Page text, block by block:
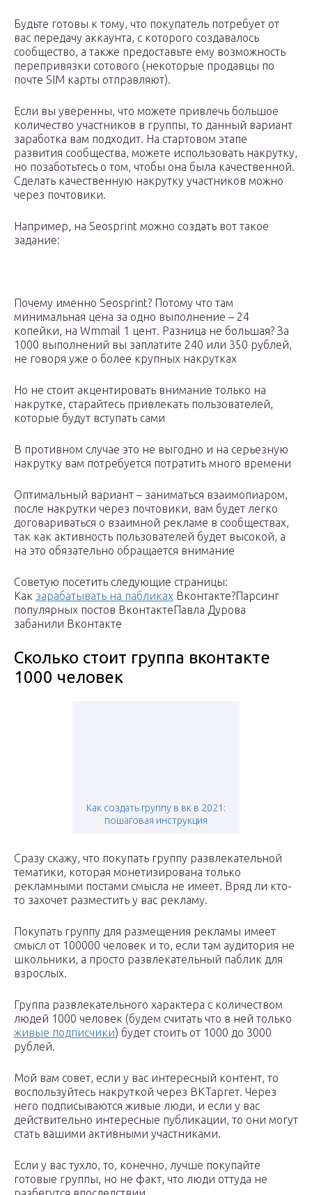
Будьте готовы к тому, что покупатель потребует от
вас передачу аккаунта, с которого создавалось
сообщество, а также предоставьте ему возможность
перепривязки сотового (некоторые продавцы по
почте SIM карты отправляют).
Если вы уверенны, что можете привлечь большое
количество участников в группы, то данный вариант
заработка вам подходит. На стартовом этапе
развития сообщества, можете использовать накрутку,
но позаботьтесь о том, чтобы она была качественной.
Сделать качественную накрутку участников можно
через почтовики.
Например, на Seosprint можно создать вот такое
задание:
Почему именно Seosprint? Потому что там
минимальная цена за одно выполнение – 24
копейки, на Wmmail 1 цент. Разница не большая? За
1000 выполнений вы заплатите 240 или 350 рублей,
не говоря уже о более крупных накрутках
Но не стоит акцентировать внимание только на
накрутке, старайтесь привлекать пользователей,
которые будут вступать сами
В противном случае это не выгодно и на серьезную
накрутку вам потребуется потратить много времени
Оптимальный вариант – заниматься взаимопиаром,
после накрутки через почтовики, вам будет легко
договариваться о взаимной рекламе в сообществах,
так как активность пользователей будет высокой, а
на это обязательно обращается внимание
Советую посетить следующие страницы:
Как зарабатывать на пабликах Вконтакте?Парсинг
популярных постов ВконтактеПавла Дурова
забанили Вконтакте
Сколько стоит группа вконтакте
1000 человек
Как создать группу в вк в 2021:
пошаговая инструкция
Сразу скажу, что покупать группу развлекательной
тематики, которая монетизирована только
рекламными постами смысла не имеет. Вряд ли кто-
то захочет разместить у вас рекламу.
Покупать группу для размещения рекламы имеет
смысл от 100000 человек и то, если там аудитория не
школьники, а просто развлекательный паблик для
взрослых.
Группа развлекательного характера с количеством
людей 1000 человек (будем считать что в ней только
живые подписчики) будет стоить от 1000 до 3000
рублей.
Мой вам совет, если у вас интересный контент, то
воспользуйтесь накруткой через ВКТаргет. Через
него подписываются живые люди, и если у вас
действительно интересные публикации, то они могут
стать вашими активными участниками.
Если у вас тухло, то, конечно, лучше покупайте
готовые группы, но не факт, что люди оттуда не